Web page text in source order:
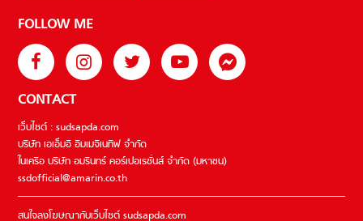
FOLLOW ME
CONTACT
เว็บไซต์ : sudsapda.com
บริษัท เอเอ็มอี อิมเมจิเนทีฟ จำกัด
ในเครือ บริษัท อมรินทร์ คอร์เปอเรชั่นส์ จำกัด (มหาชน)
ssdofficial@amarin.co.th
สนใจลงโฆษณากับเว็บไซต์ sudsapda.com